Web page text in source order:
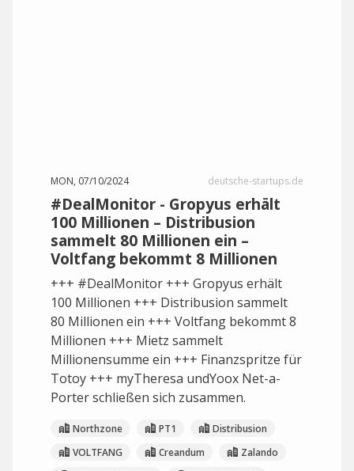
MON, 07/10/2024 deutsche-startups.de
#DealMonitor - Gropyus erhält
100 Millionen – Distribusion
sammelt 80 Millionen ein –
Voltfang bekommt 8 Millionen
+++ #DealMonitor +++ Gropyus erhält
100 Millionen +++ Distribusion sammelt
80 Millionen ein +++ Voltfang bekommt 8
Millionen +++ Mietz sammelt
Millionensumme ein +++ Finanzspritze für
Totoy +++ myTheresa undYoox Net-a-
Porter schließen sich zusammen.
Northzone PT1
Distribusion
VOLTFANG
Creandum
Zalando